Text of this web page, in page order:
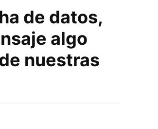
de datos,
algo
nuestras